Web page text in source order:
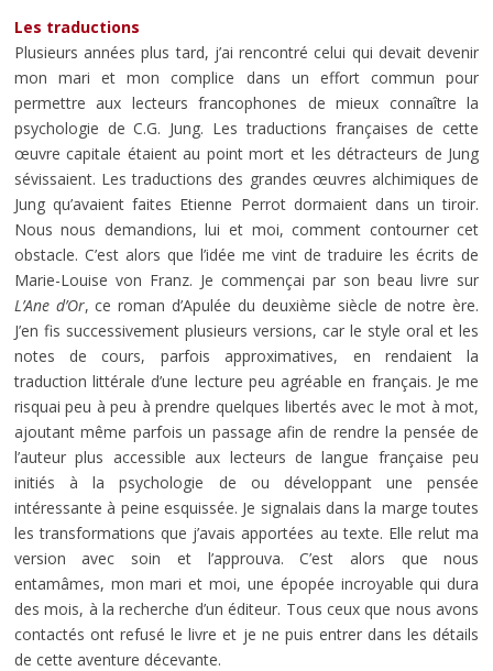
Les traductions
Plusieurs années plus tard, j’ai rencontré celui qui devait devenir
mon mari et mon complice dans un effort commun pour
permettre aux lecteurs francophones de mieux connaître la
psychologie de C.G. Jung. Les traductions françaises de cette
œuvre capitale étaient au point mort et les détracteurs de Jung
sévissaient. Les traductions des grandes œuvres alchimiques de
Jung qu’avaient faites Etienne Perrot dormaient dans un tiroir.
Nous nous demandions, lui et moi, comment contourner cet
obstacle. C’est alors que l’idée me vint de traduire les écrits de
Marie-Louise von Franz. Je commençai par son beau livre sur
L’Ane d’Or, ce roman d’Apulée du deuxième siècle de notre ère.
J’en fis successivement plusieurs versions, car le style oral et les
notes de cours, parfois approximatives, en rendaient la
traduction littérale d’une lecture peu agréable en français. Je me
risquai peu à peu à prendre quelques libertés avec le mot à mot,
ajoutant même parfois un passage afin de rendre la pensée de
l’auteur plus accessible aux lecteurs de langue française peu
initiés à la psychologie de ou développant une pensée
intéressante à peine esquissée. Je signalais dans la marge toutes
les transformations que j’avais apportées au texte. Elle relut ma
version avec soin et l’approuva. C’est alors que nous
entamâmes, mon mari et moi, une épopée incroyable qui dura
des mois, à la recherche d’un éditeur. Tous ceux que nous avons
contactés ont refusé le livre et je ne puis entrer dans les détails
de cette aventure décevante.